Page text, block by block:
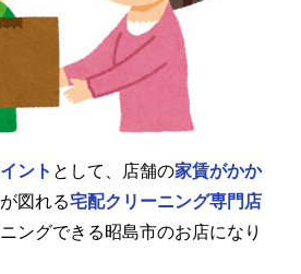
ント として、店舗の家賃がかか
図れる宅配クリーニング専門店
ングできる昭島市のお店になり